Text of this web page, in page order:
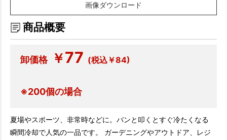
画像ダウンロード
商品概要
卸価格 ￥77 (税込￥84)
※200個の場合
夏場やスポーツ、非常時などに。バンと叩くとすぐ冷たくなる
瞬間冷却で人気の一品です。 ガーデニングやアウトドア、レジ